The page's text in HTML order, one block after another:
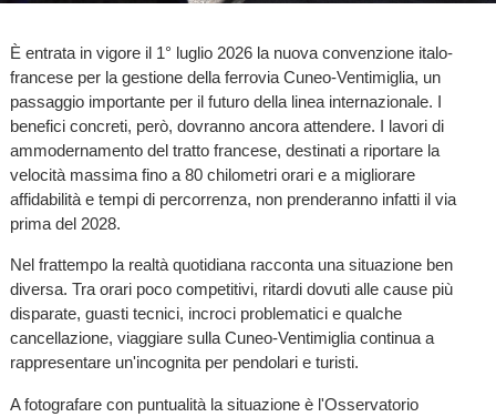
È entrata in vigore il 1° luglio 2026 la nuova convenzione italo-
francese per la gestione della ferrovia Cuneo-Ventimiglia, un
passaggio importante per il futuro della linea internazionale. I
benefici concreti, però, dovranno ancora attendere. I lavori di
ammodernamento del tratto francese, destinati a riportare la
velocità massima fino a 80 chilometri orari e a migliorare
affidabilità e tempi di percorrenza, non prenderanno infatti il via
prima del 2028.
Nel frattempo la realtà quotidiana racconta una situazione ben
diversa. Tra orari poco competitivi, ritardi dovuti alle cause più
disparate, guasti tecnici, incroci problematici e qualche
cancellazione, viaggiare sulla Cuneo-Ventimiglia continua a
rappresentare un'incognita per pendolari e turisti.
A fotografare con puntualità la situazione è l'Osservatorio